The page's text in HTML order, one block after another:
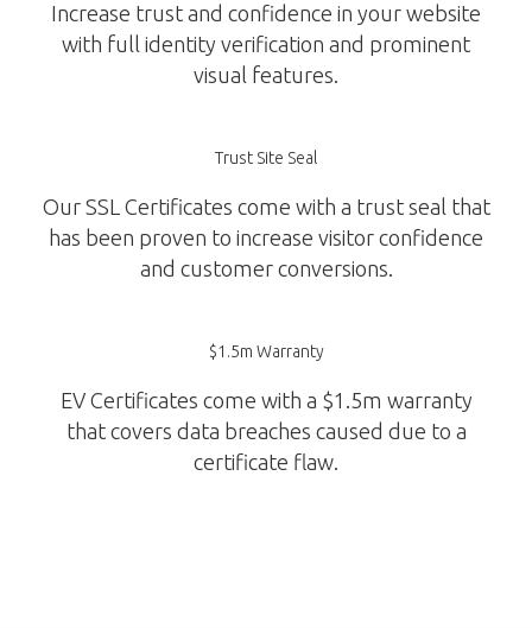
Increase trust and confidence in your website
with full identity verification and prominent
visual features.
Trust Site Seal
Our SSL Certificates come with a trust seal that
has been proven to increase visitor confidence
and customer conversions.
$1.5m Warranty
EV Certificates come with a $1.5m warranty
that covers data breaches caused due to a
certificate flaw.